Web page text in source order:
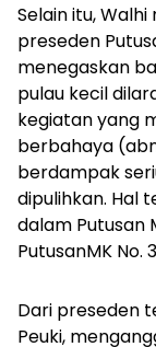
Selain itu,
preseden
menegaskan
pulau kecil
kegiatan yang
berbahaya (
berdampak
dipulihkan. Hal
dalam Putusan
PutusanMK No.
Dari preseden
Peuki,